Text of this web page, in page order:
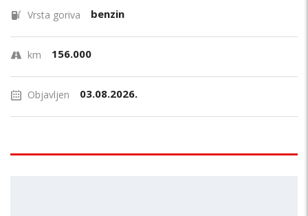
Vrsta goriva benzin
km 156.000
Objavljen 03.08.2026.